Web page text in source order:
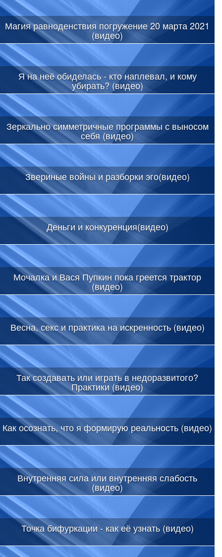
Магия равноденствия погружение 20 марта 2021
(видео)
Я на неё обиделась - кто наплевал, и кому
убирать? (видео)
Зеркально симметричные программы с выносом
себя (видео)
Звериные войны и разборки эго(видео)
Деньги и конкуренция(видео)
Мочалка и Вася Пупкин пока греется трактор
(видео)
Весна, секс и практика на искренность (видео)
Так создавать или играть в недоразвитого?
Практики (видео)
Как осознать, что я формирую реальность (видео)
Внутренняя сила или внутренняя слабость
(видео)
Точка бифуркации - как её узнать (видео)